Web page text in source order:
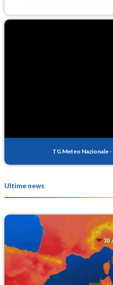
TG Meteo Nazionale -
Ultime news